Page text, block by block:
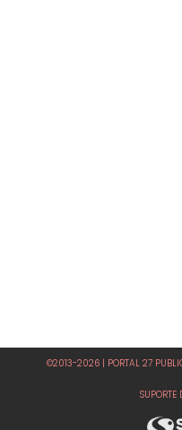
©2013-2026 | PORTAL 27
SUPORTE